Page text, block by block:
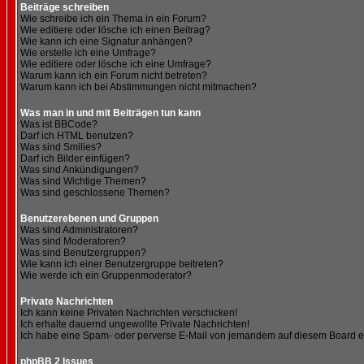
Beiträge schreiben
Wie schreibe ich ein Thema in ein Forum?
Wie editiere oder lösche ich einen Beitrag?
Wie kann ich eine Signatur anhängen?
Wie erstelle ich eine Umfrage?
Wie editiere oder lösche ich eine Umfrage?
Warum kann ich ein Forum nicht betreten?
Warum kann ich bei Abstimmungen nicht mitmachen?
Was man in und mit Beiträgen tun kann
Was ist BBCode?
Darf ich HTML benutzen?
Was sind Smilies?
Darf ich Bilder einfügen?
Was sind Ankündigungen?
Was sind Wichtige Themen?
Was sind geschlossene Themen?
Benutzerebenen und Gruppen
Was sind Administratoren?
Was sind Moderatoren?
Was sind Benutzergruppen?
Wie kann ich einer Benutzergruppe beitreten?
Wie werde ich ein Gruppenmoderator?
Private Nachrichten
Ich kann keine Privaten Nachrichten verschicken!
Ich erhalte dauernd ungewollte Private Nachrichten!
Ich habe eine Spam- oder perverse E-Mail von jemandem auf diesem Board
phpBB 2 Issues